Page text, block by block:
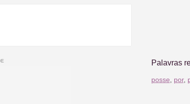
Palavras
posse por,